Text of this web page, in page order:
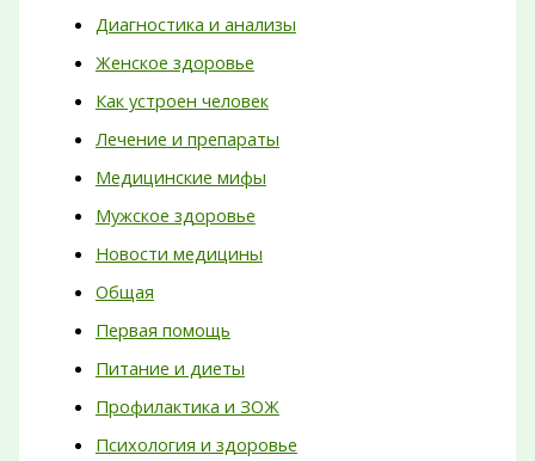
Диагностика и анализы
Женское здоровье
Как устроен человек
Лечение и препараты
Медицинские мифы
Мужское здоровье
Новости медицины
Общая
Первая помощь
Питание и диеты
Профилактика и ЗОЖ
Психология и здоровье